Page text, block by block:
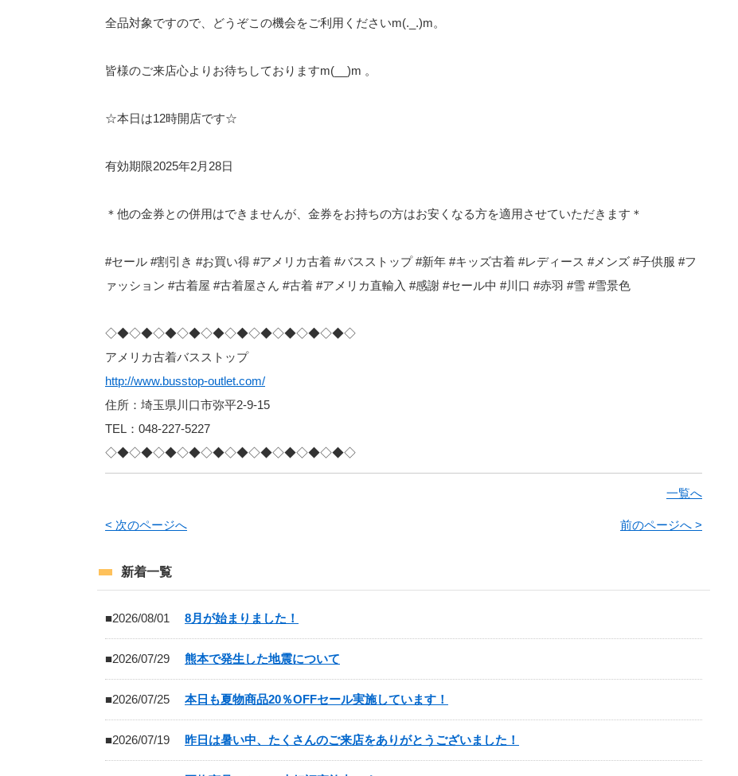
全品対象ですので、どうぞこの機会をご利用くださいm(._.)m。
皆様のご来店心よりお待ちしておりますm(__)m 。
☆本日は12時開店です☆
有効期限2025年2月28日
＊他の金券との併用はできませんが、金券をお持ちの方はお安くなる方を適用させていただきます＊
#セール #割引き #お買い得 #アメリカ古着 #バスストップ #新年 #キッズ古着 #レディース #メンズ #子供服 #フ
ァッション #古着屋 #古着屋さん #古着 #アメリカ直輸入 #感謝 #セール中 #川口 #赤羽 #雪 #雪景色
◇◆◇◆◇◆◇◆◇◆◇◆◇◆◇◆◇◆◇◆◇
アメリカ古着バスストップ
http://www.busstop-outlet.com/
住所：埼玉県川口市弥平2-9-15
TEL：048-227-5227
◇◆◇◆◇◆◇◆◇◆◇◆◇◆◇◆◇◆◇◆◇
一覧へ
< 次のページへ 前のページへ >
新着一覧
■2026/08/01 8月が始まりました！
■2026/07/29 熊本で発生した地震について
■2026/07/25 本日も夏物商品20％OFFセール実施しています！
■2026/07/19 昨日は暑い中、たくさんのご来店をありがとうございました！